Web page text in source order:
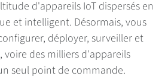
d'appareils IoT dispersés en
et intelligent. Désormais, vous
déployer, surveiller et
voire des milliers d'appareils
seul point de commande.